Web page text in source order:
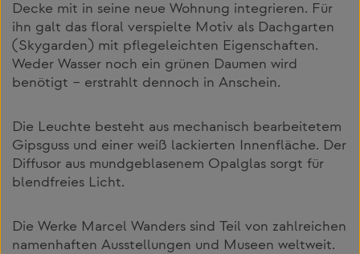
Decke mit in seine neue Wohnung integrieren. Für
ihn galt das floral verspielte Motiv als Dachgarten
(Skygarden) mit pflegeleichten Eigenschaften.
Weder Wasser noch ein grünen Daumen wird
benötigt – erstrahlt dennoch in Anschein.
Die Leuchte besteht aus mechanisch bearbeitetem
Gipsguss und einer weiß lackierten Innenfläche. Der
Diffusor aus mundgeblasenem Opalglas sorgt für
blendfreies Licht.
Die Werke Marcel Wanders sind Teil von zahlreichen
namenhaften Ausstellungen und Museen weltweit.